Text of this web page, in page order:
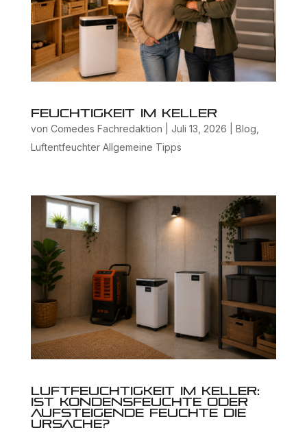
Feuchtigkeit im Keller
von Comedes Fachredaktion Juli 13, 2026 Blog,
Luftentfeuchter Allgemeine Tipps
Luftfeuchtigkeit im Keller:
Ist Kondensfeuchte oder
aufsteigende Feuchte die
Ursache?